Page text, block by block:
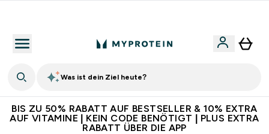
Was ist dein Ziel heute?
BIS ZU 50% RABATT AUF BESTSELLER & 10% EXTRA
AUF VITAMINE | KEIN CODE BENÖTIGT | PLUS EXTRA
RABATT ÜBER DIE APP